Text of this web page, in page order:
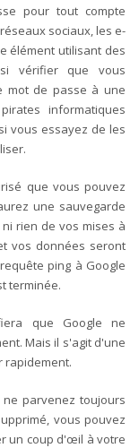
pour tout compte
sociaux, les e-
élément utilisant des
vérifier que vous
mot de passe à une
informatiques
vous essayez de les
que vous pouvez
une sauvegarde
rien de vos mises à
vos données seront
ping à Google
terminée.
que Google ne
Mais il s'agit d'une
rapidement.
parvenez toujours
vous pouvez
un coup d'œil à votre